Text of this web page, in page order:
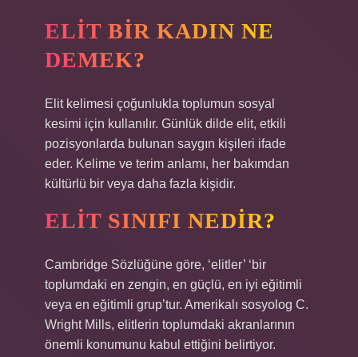
ELIT BIR KADIN NE
DEMEK?
Elit kelimesi çoğunlukla toplumun sosyal
kesimi için kullanılır. Günlük dilde elit, etkili
pozisyonlarda bulunan saygın kişileri ifade
eder. Kelime ve terim anlamı, her bakımdan
kültürlü bir veya daha fazla kişidir.
ELIT SINIFI NEDIR?
Cambridge Sözlüğüne göre, ‘elitler’ ‘bir
toplumdaki en zengin, en güçlü, en iyi eğitimli
veya en eğitimli grup’tur. Amerikalı sosyolog C.
Wright Mills, elitlerin toplumdaki akranlarının
önemli konumunu kabul ettiğini belirtiyor.